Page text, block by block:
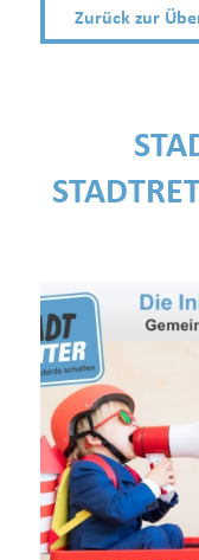
Zurück zur